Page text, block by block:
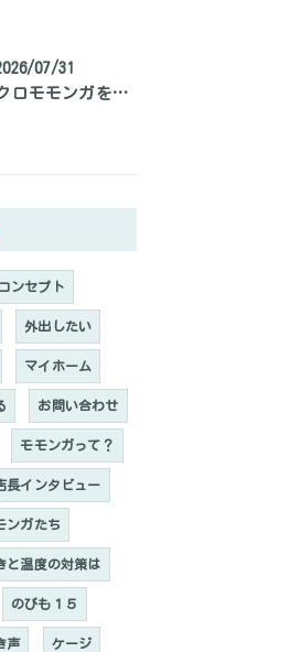
07/31
フクロモモンガをベタ慣れにして手の上で寝かせる方法
コンセプト
外出したい
マイホーム
お問い合わせ
モモンガって？
長インタビュー
ンガたち
と温度の対策は
のびも１５
声 ケージ